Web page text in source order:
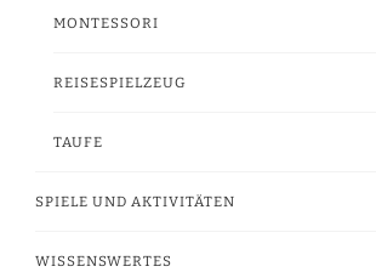
MONTESSORI
REISESPIELZEUG
TAUFE
SPIELE UND AKTIVITÄTEN
WISSENSWERTES